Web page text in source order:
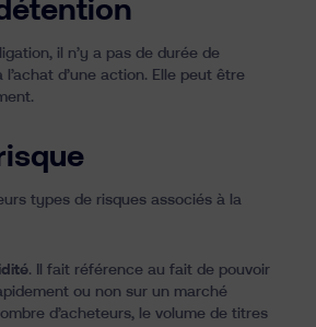
il n’y a pas de durée de
d’une action. Elle peut être
types de risques associés à la
. Il fait référence au fait de pouvoir
ou non sur un marché
d’acheteurs, le volume de titres